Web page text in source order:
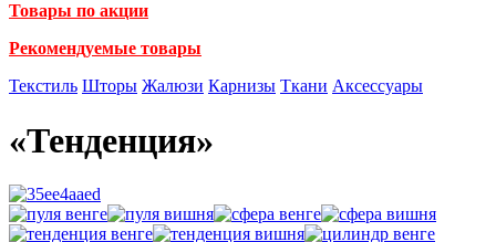
Товары по акции
Рекомендуемые товары
Текстиль Шторы Жалюзи Карнизы Ткани Аксессуары
«Тенденция»